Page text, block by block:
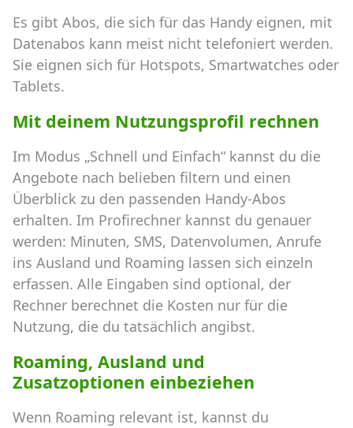
Es gibt Abos, die sich für das Handy eignen, mit
Datenabos kann meist nicht telefoniert werden.
Sie eignen sich für Hotspots, Smartwatches oder
Tablets.
Mit deinem Nutzungsprofil rechnen
Im Modus „Schnell und Einfach“ kannst du die
Angebote nach belieben filtern und einen
Überblick zu den passenden Handy-Abos
erhalten. Im Profirechner kannst du genauer
werden: Minuten, SMS, Datenvolumen, Anrufe
ins Ausland und Roaming lassen sich einzeln
erfassen. Alle Eingaben sind optional, der
Rechner berechnet die Kosten nur für die
Nutzung, die du tatsächlich angibst.
Roaming, Ausland und
Zusatzoptionen einbeziehen
Wenn Roaming relevant ist, kannst du